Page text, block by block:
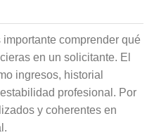
comprender qué
en un solicitante. El
ingresos, historial
profesional. Por
y coherentes en